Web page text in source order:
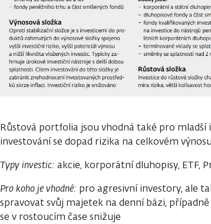
Růstová portfolia jsou vhodná také pro
investování se dopad rizika na celkovém
Typy investic: akcie, korporátní dluhopisy, ETF,
Pro koho je vhodné: pro agresivní investory, ale
spravovat svůj majetek na denní bázi,
se v rostoucím čase snižuje